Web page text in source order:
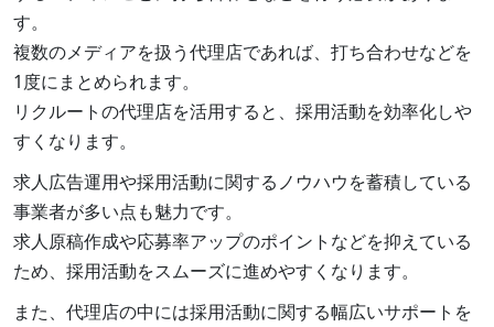
す。
複数のメディアを扱う代理店であれば、打ち合わせなどを
1度にまとめられます。
リクルートの代理店を活用すると、採用活動を効率化しや
すくなります。
求人広告運用や採用活動に関するノウハウを蓄積している
事業者が多い点も魅力です。
求人原稿作成や応募率アップのポイントなどを抑えている
ため、採用活動をスムーズに進めやすくなります。
また、代理店の中には採用活動に関する幅広いサポートを